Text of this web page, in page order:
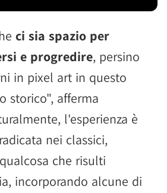
ci sia spazio per
e progredire, persino
in pixel art in questo
storico", afferma
l'esperienza è
nei classici,
che risulti
incorporando alcune di